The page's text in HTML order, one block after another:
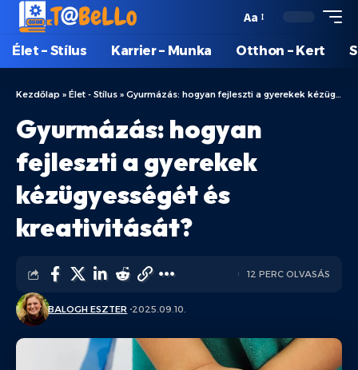
Aa
Élet – Stílus Karrier – Munka Otthon – Kert
Kezdőlap » Élet - Stílus » Gyurmázás: hogyan fejleszti a gyerekek kézügyességét és kreativitását?
Gyurmázás: hogyan
fejleszti a gyerekek
kézügyességét és
kreativitását?
BALOGH ESZTER 2025.09.10.
12 PERC OLVASÁS